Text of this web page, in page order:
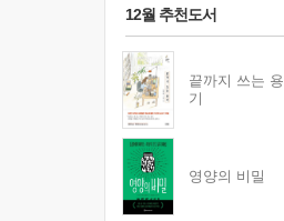
12월 추천도서
끝까지 쓰는 용
기
영양의 비밀